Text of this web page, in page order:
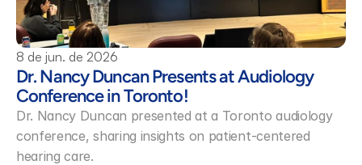
8 de jun. de 2026
Dr. Nancy Duncan Presents at Audiology
Conference in Toronto!
Dr. Nancy Duncan presented at a Toronto audiology
conference, sharing insights on patient-centered
hearing care.